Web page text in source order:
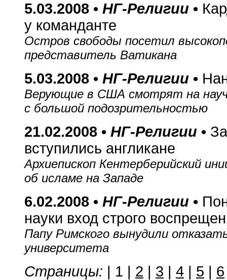
5.03.2008 • НГ-Религии •
у команданте
Остров свободы посетил
представитель Ватикана
5.03.2008 • НГ-Религии •
Верующие в США смотрят на
с большой подозрительностью
21.02.2008 • НГ-Религии •
вступились англикане
Архиепископ Кентерберийский
об исламе на Западе
6.02.2008 • НГ-Религии •
науки вход строго
Папу Римского вынудили
университета
Страницы: | 1 | 2 | 3 | 4 | 5 | 6